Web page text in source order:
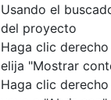
Usando el
del proyecto
Haga clic
elija "Mostrar
Haga clic